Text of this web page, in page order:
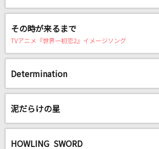
カラオケをもっと楽しもう！
その時が来るまで
TVアニメ『世界一初恋2』イメージソング
Determination
泥だらけの星
HOWLING SWORD